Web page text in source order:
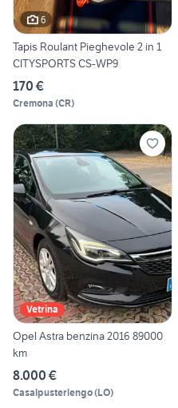
6
Tapis Roulant Pieghevole 2 in 1
CITYSPORTS CS-WP9
170 €
Cremona (CR)
Vetrina
Opel Astra benzina 2016 89000
km
8.000 €
Casalpusterlengo(LO)